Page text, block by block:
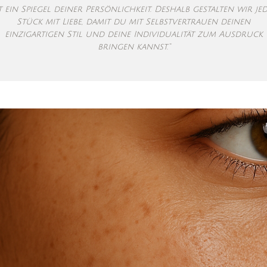
ein Spiegel deiner Persönlichkeit. Deshalb gestalten wir
Stück mit Liebe, damit du mit Selbstvertrauen deinen
einzigartigen Stil und deine Individualität zum Ausdruck
bringen kannst.“